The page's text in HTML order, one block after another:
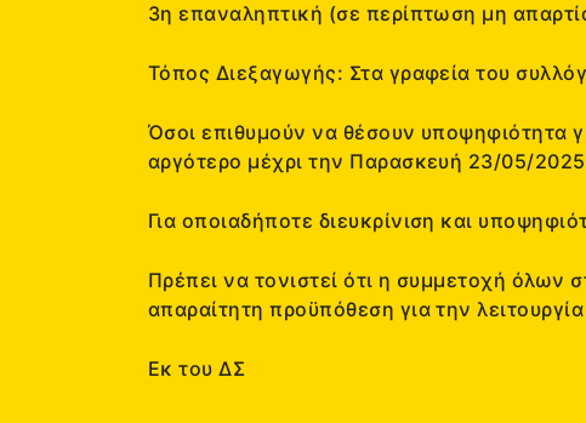
3η επαναληπτική (σε περίπτωση μη
Τόπος Διεξαγωγής: Στα γραφεία του
Όσοι επιθυμούν να θέσουν υποψηφιότητα
αργότερο μέχρι την Παρασκευή 23/05/
Για οποιαδήποτε διευκρίνιση και
Πρέπει να τονιστεί ότι η συμμετοχή όλων
απαραίτητη προϋπόθεση για την
Εκ του ΔΣ